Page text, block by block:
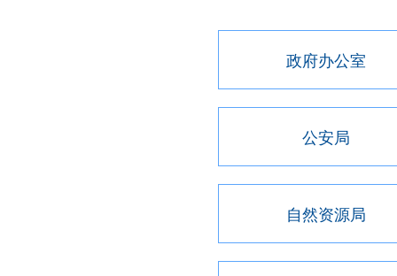
政府办公室
公安局
自然资源局